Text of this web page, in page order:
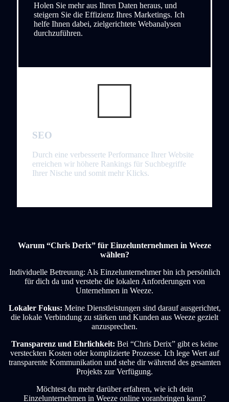
Holen Sie mehr aus Ihren Daten heraus, und
steigern Sie die Effizienz Ihres Marketings. Ich
helfe Ihnen dabei, zielgerichtete Webanalysen
durchzuführen.
SEO
Durch eine verbesserte Performance Ihrer Website
erreichen wir höhere Rankings für Suchbegriffe
Ihrer Nische und somit mehr Klicks.
Warum “Chris Derix” für Einzelunternehmen in Weeze
wählen?
Individuelle Betreuung: Als Einzelunternehmer bin ich persönlich
für dich da und verstehe die lokalen Anforderungen von
Unternehmen in Weeze.
Lokaler Fokus: Meine Dienstleistungen sind darauf ausgerichtet,
die lokale Verbindung zu stärken und Kunden aus Weeze gezielt
anzusprechen.
Transparenz und Ehrlichkeit: Bei “Chris Derix” gibt es keine
versteckten Kosten oder komplizierte Prozesse. Ich lege Wert auf
transparente Kommunikation und stehe dir während des gesamten
Projekts zur Verfügung.
Möchtest du mehr darüber erfahren, wie ich dein
Einzelunternehmen in Weeze online voranbringen kann?